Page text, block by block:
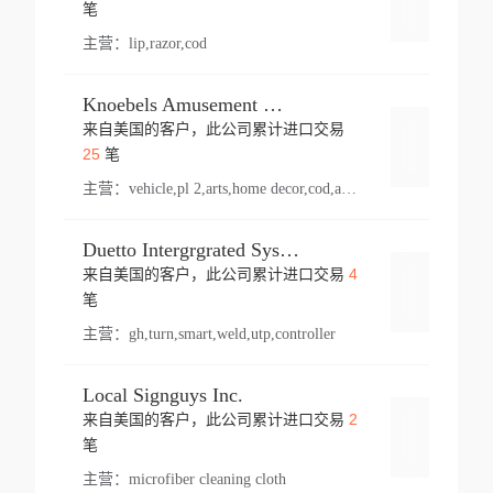
笔
主营： lip,razor,cod
Knoebels Amusement Resort
来自美国的客户，此公司累计进口交易
25笔
主营： vehicle,pl 2,arts,home decor,cod,amusement ride,sea
Duetto Intergrgrated Systems Inc.
来自美国的客户，此公司累计进口交易 4
笔
主营： gh,turn,smart,weld,utp,controller
Local Signguys Inc.
来自美国的客户，此公司累计进口交易 2
笔
主营： microfiber cleaning cloth